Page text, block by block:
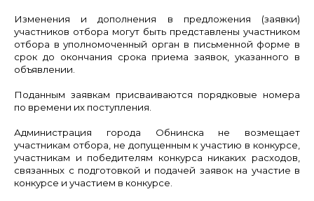
Изменения и дополнения в предложения (заявки)
участников отбора могут быть представлены участником
отбора в уполномоченный орган в письменной форме в
срок до окончания срока приема заявок, указанного в
объявлении.
Поданным заявкам присваиваются порядковые номера
по времени их поступления.
Администрация города Обнинска не возмещает
участникам отбора, не допущенным к участию в конкурсе,
участникам и победителям конкурса никаких расходов,
связанных с подготовкой и подачей заявок на участие в
конкурсе и участием в конкурсе.